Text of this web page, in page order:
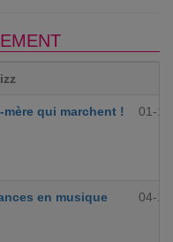
mère qui marchent ! 01-
en musique 04-